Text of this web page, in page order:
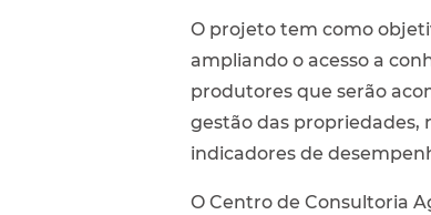
O projeto tem como
ampliando o acesso a
produtores que serão
gestão das propriedades,
indicadores de
O Centro de Consultoria